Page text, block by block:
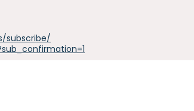
subscribe/